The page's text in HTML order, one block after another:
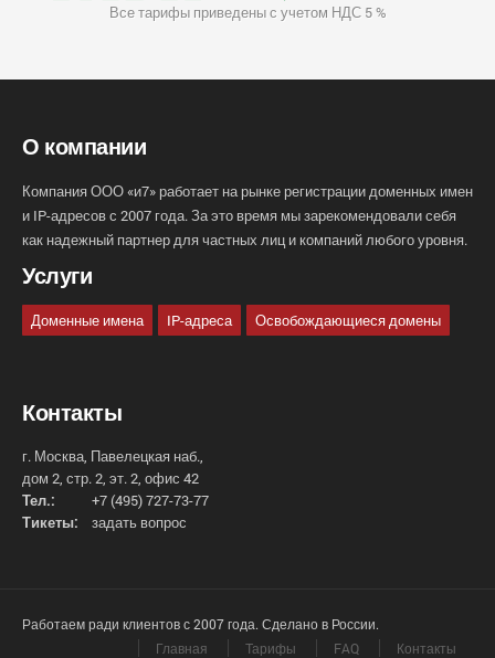
Все тарифы приведены с учетом НДС 5 %
О компании
Компания ООО «и7» работает на рынке регистрации доменных имен
и IP-адресов с 2007 года. За это время мы зарекомендовали себя
как надежный партнер для частных лиц и компаний любого уровня.
Услуги
Доменные имена IP-адреса Освобождающиеся домены
Контакты
г. Москва, Павелецкая наб.,
дом 2, стр. 2, эт. 2, офис 42
Тел.:
+7 (495) 727-73-77
Тикеты:
задать вопрос
Работаем ради клиентов с 2007 года. Сделано в России.
Главная
Тарифы FAQ Контакты